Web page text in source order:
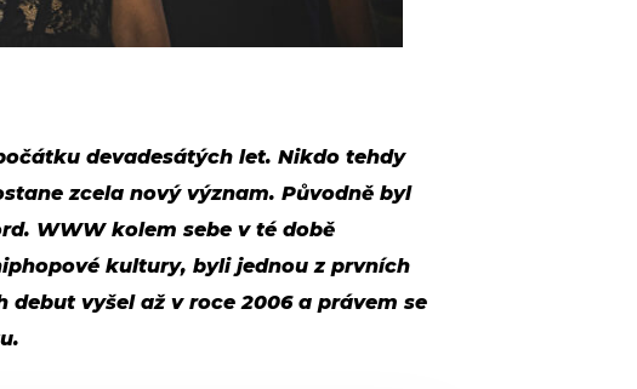
devadesátých let. Nikdo tehdy
zcela nový význam. Původně byl
WWW kolem sebe v té době
kultury, byli jednou z prvních
vyšel až v roce 2006 a právem se